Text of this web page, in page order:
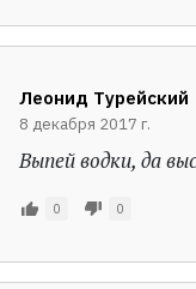
Леонид Турейский
8 декабря 2017 г.
Выпей водки, да
0 0